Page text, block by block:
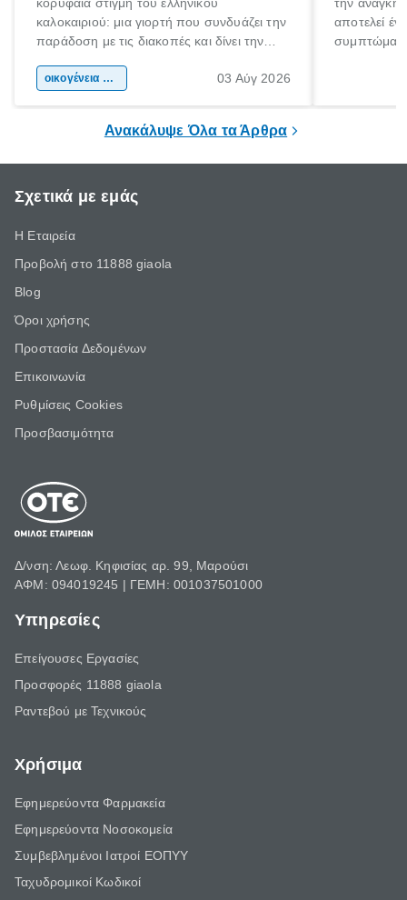
κορυφαία στιγμή του ελληνικού
καλοκαιριού: μια γιορτή που συνδυάζει την
παράδοση με τις διακοπές και δίνει την
χώρας. Είτε πρόκειται για λίγες μέρες
οικογένεια & παιδί 03 Αύγ 2026
την ανάγκη
αποτελεί
Ανακάλυψε Όλα τα Άρθρα
Σχετικά με εμάς
Η Εταιρεία
Προβολή στο 11888 giaola
Blog
Όροι χρήσης
Προστασία Δεδομένων
Επικοινωνία
Ρυθμίσεις Cookies
Προσβασιμότητα
Δ/νση: Λεωφ. Κηφισίας αρ. 99, Μαρούσι
ΑΦΜ: 094019245 | ΓΕΜΗ: 001037501000
Υπηρεσίες
Επείγουσες Εργασίες
Προσφορές 11888 giaola
Ραντεβού με Τεχνικούς
Χρήσιμα
Εφημερεύοντα Φαρμακεία
Εφημερεύοντα Νοσοκομεία
Συμβεβλημένοι Ιατροί ΕΟΠΥΥ
Ταχυδρομικοί Κωδικοί